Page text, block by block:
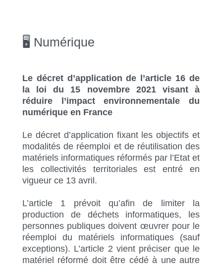
🖥 Numérique
Le décret d’application de l’article 16 de
la loi du 15 novembre 2021 visant à
réduire l’impact environnementale du
numérique en France
Le décret d’application fixant les objectifs et
modalités de réemploi et de réutilisation des
matériels informatiques réformés par l’Etat et
les collectivités territoriales est entré en
vigueur ce 13 avril.
L’article 1 prévoit qu’afin de limiter la
production de déchets informatiques, les
personnes publiques doivent œuvrer pour le
réemploi du matériels informatiques (sauf
exceptions). L’article 2 vient préciser que le
matériel réformé doit être cédé à une autre